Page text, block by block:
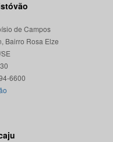
de Campos
Bairro Rosa Elze